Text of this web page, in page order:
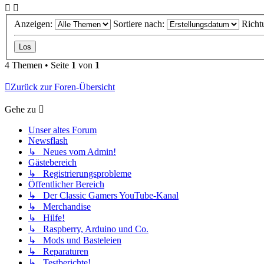
Anzeigen: Sortiere nach:
4 Themen • Seite 1 von 1
Zurück zur Foren-Übersicht
Gehe zu
Unser altes Forum
Newsflash
↳ Neues vom Admin!
Gästebereich
↳ Registrierungsprobleme
Öffentlicher Bereich
↳ Der Classic Gamers YouTube-Kanal
↳ Merchandise
↳ Hilfe!
↳ Raspberry, Arduino und Co.
↳ Mods und Basteleien
↳ Reparaturen